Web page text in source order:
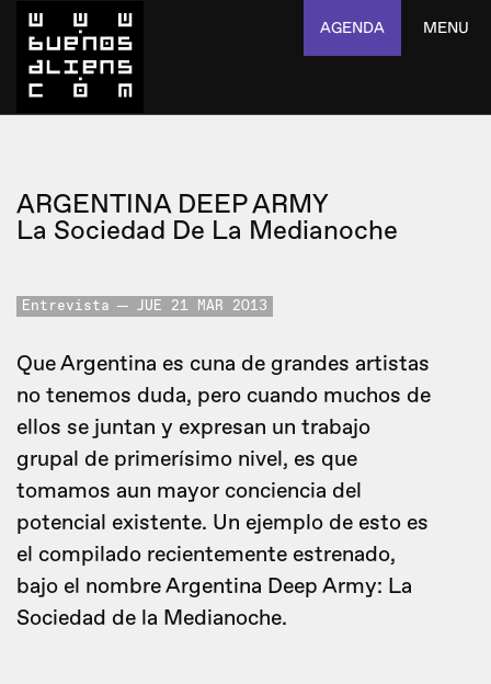
AGENDA MENU
ARGENTINA DEEP ARMY
La Sociedad De La Medianoche
Entrevista JUE 21 MAR 2013
Que Argentina es cuna de grandes artistas
no tenemos duda, pero cuando muchos de
ellos se juntan y expresan un trabajo
grupal de primerísimo nivel, es que
tomamos aun mayor conciencia del
potencial existente. Un ejemplo de esto es
el compilado recientemente estrenado,
bajo el nombre Argentina Deep Army: La
Sociedad de la Medianoche.